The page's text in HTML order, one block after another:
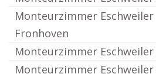
Monteurzimmer Eschweiler
Fronhoven
Monteurzimmer
Monteurzimmer Eschweiler